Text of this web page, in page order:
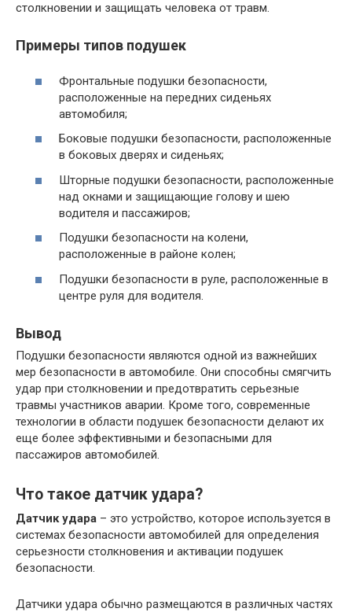
столкновении и защищать человека от травм.
Примеры типов подушек
Фронтальные подушки безопасности,
расположенные на передних сиденьях
автомобиля;
Боковые подушки безопасности, расположенные
в боковых дверях и сиденьях;
Шторные подушки безопасности, расположенные
над окнами и защищающие голову и шею
водителя и пассажиров;
Подушки безопасности на колени,
расположенные в районе колен;
Подушки безопасности в руле, расположенные в
центре руля для водителя.
Вывод
Подушки безопасности являются одной из важнейших
мер безопасности в автомобиле. Они способны смягчить
удар при столкновении и предотвратить серьезные
травмы участников аварии. Кроме того, современные
технологии в области подушек безопасности делают их
еще более эффективными и безопасными для
пассажиров автомобилей.
Что такое датчик удара?
Датчик удара – это устройство, которое используется в
системах безопасности автомобилей для определения
серьезности столкновения и активации подушек
безопасности.
Датчики удара обычно размещаются в различных частях